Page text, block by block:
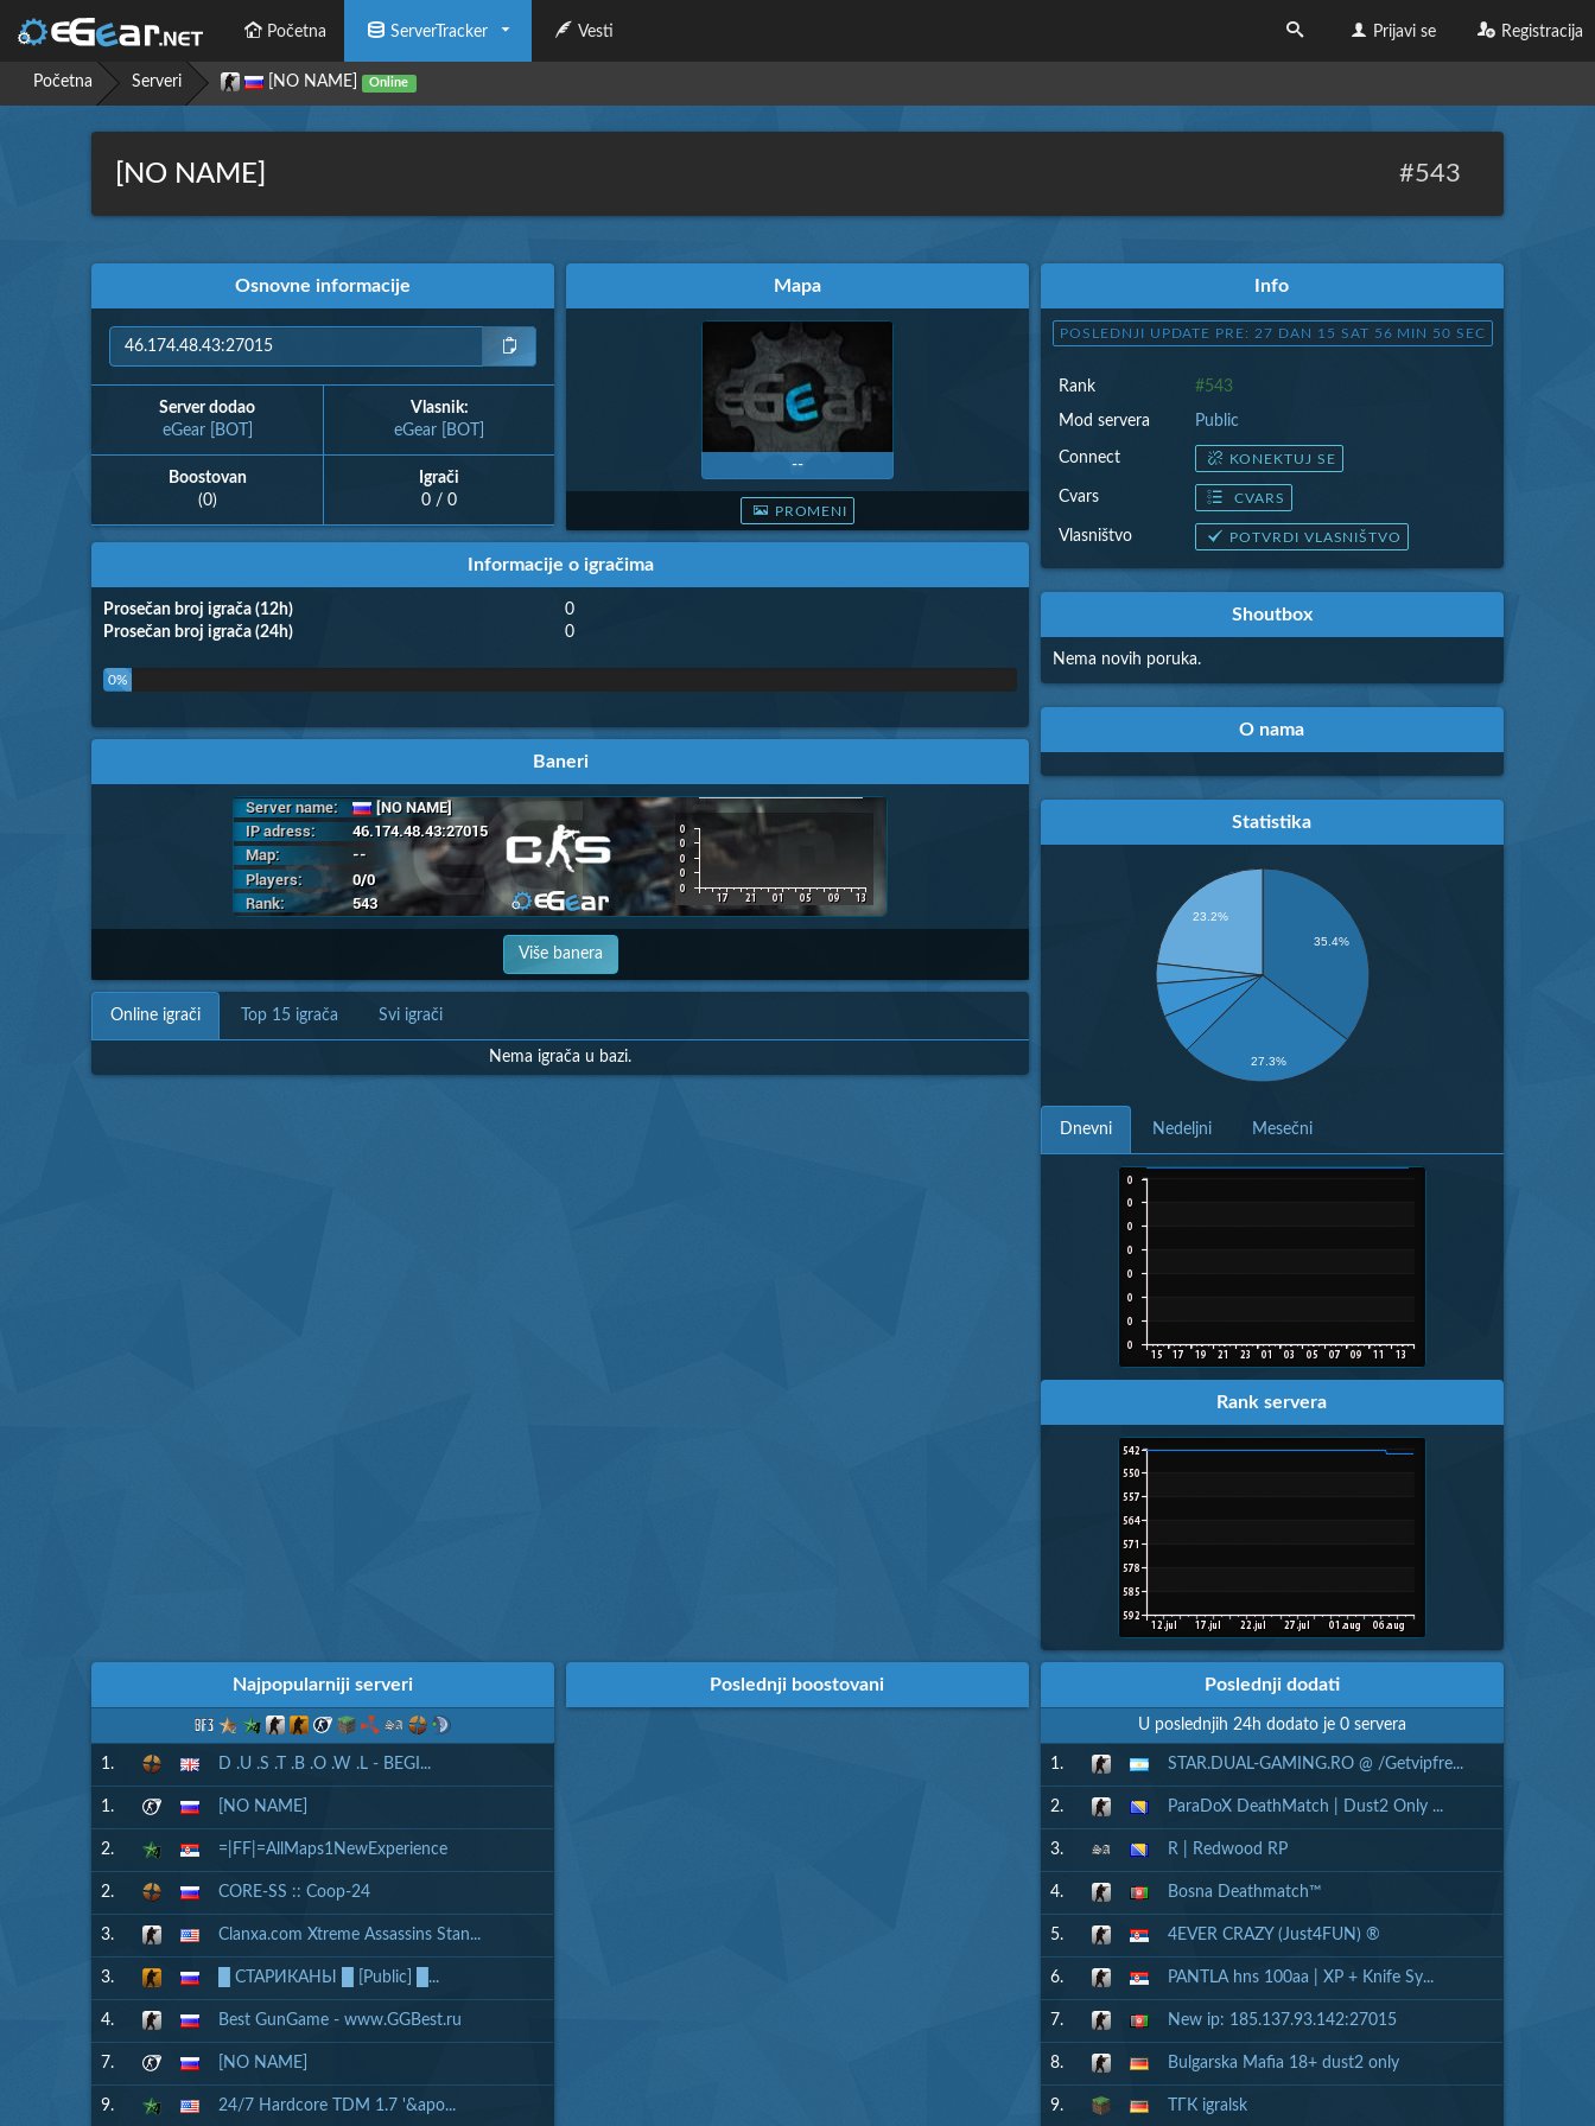
Početna ServerTracker Vesti Prijavi se Registracija
Početna Serveri [NO NAME] Online
[NO NAME] #543
Osnovne informacije
Server dodao
eGear [BOT]
Vlasnik:
eGear [BOT]
Boostovan
(0)
Igrači
0 / 0
Mapa
--
PROMENI
Informacije o igračima
Prosečan broj igrača (12h)
0
Prosečan broj igrača (24h)
0
0%
Baneri
Više banera
Online igrači Top 15 igrača Svi igrači
Nema igrača u bazi.
Info
POSLEDNJI UPDATE PRE: 27 DAN 15 SAT 56 MIN 52 SEC
Rank #543
Mod servera Public
Connect KONEKTUJ SE
Cvars CVARS
Vlasništvo POTVRDI VLASNIŠTVO
Shoutbox
Nema novih poruka.
O nama
Statistika
35.4%
23.2%
27.3%
Dnevni Nedeljni Mesečni
Rank servera
Najpopularniji serveri
1. D .U .S .T .B .O .W .L - BEGI...
1. [NO NAME]
2. =|FF|=AllMaps1NewExperience
2. CORE-SS :: Coop-24
3. Clanxa.com Xtreme Assassins Stan...
3. █ СТАРИКАНЫ █ [Public] █...
4. Best GunGame - www.GGBest.ru
7. [NO NAME]
9. 24/7 Hardcore TDM 1.7 '&apo...
Poslednji boostovani Poslednji dodati
U poslednjih 24h dodato je 0 servera
1. STAR.DUAL-GAMING.RO @ /Getvipfre...
2. ParaDoX DeathMatch | Dust2 Only ...
3. R | Redwood RP
4. Bosna Deathmatch™
5. 4EVER CRAZY (Just4FUN) ®
6. PANTLA hns 100aa | XP + Knife Sy...
7. New ip: 185.137.93.142:27015
8. Bulgarska Mafia 18+ dust2 only
9. ТГК igralsk